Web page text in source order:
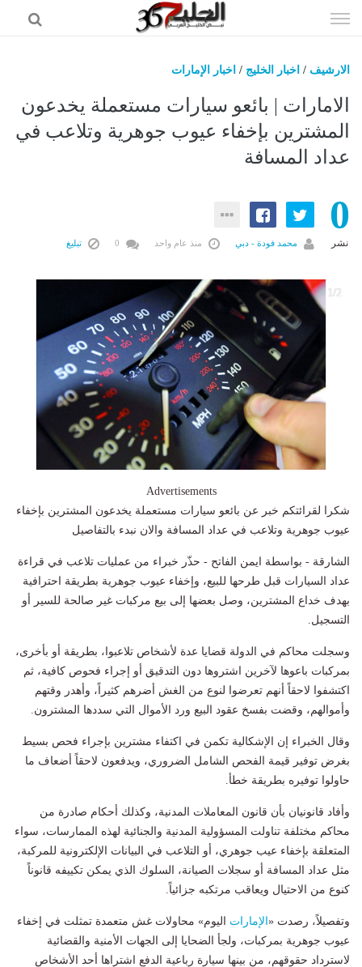
الى
الارشيف / اخبار الخليج / اخبار الإمارات
الامارات | بائعو سيارات مستعملة يخدعون
المشترين بإخفاء عيوب جوهرية وتلاعب في
عداد المسافة
0
نشر محمد فودة - دبي منذ عام واحد تبليغ
1/2
Advertisements
شكرا لقرائتكم خبر عن بائعو سيارات مستعملة يخدعون المشترين بإخفاء
عيوب جوهرية وتلاعب في عداد المسافة والان نبدء بالتفاصيل
الشارقة - بواسطة ايمن الفاتح - حذّر خبراء من عمليات تلاعب في قراءة
عداد السيارات قبل طرحها للبيع، وإخفاء عيوب جوهرية بطريقة احترافية
بهدف خداع المشترين، وصل بعضها إلى بيع مركبات غير صالحة للسير أو
التسجيل.
وسجلت محاكم في الدولة قضايا عدة لأشخاص تلاعبوا، بطريقة أو بأخرى،
بمركبات باعوها لآخرين اشتروها دون التدقيق أو إجراء فحوص كافية، ثم
اكتشفوا لاحقاً أنهم تعرضوا لنوع من الغش أضرهم كثيراً، وأهدر وقتهم
وأموالهم، وقضت بفسخ عقود البيع ورد الأموال التي سددها المشترون.
وقال الخبراء إن الإشكالية تكمن في اكتفاء مشترين بإجراء فحص بسيط
بغرض توفير قيمة الفحص الشامل الضروري، ويدفعون لاحقاً أضعاف ما
حاولوا توفيره بطريقة خطأ.
وأفاد قانونيان بأن قانون المعاملات المدنية، وكذلك أحكام صادرة من
محاكم مختلفة تناولت المسؤولية المدنية والجنائية لهذه الممارسات، سواء
المتعلقة بإخفاء عيب جوهري، أو التلاعب في البيانات الإلكترونية للمركبة،
مثل عداد المسافة أو سجلات الصيانة، السلوك الذي يمكن تكييفه قانوناً
كنوع من الاحتيال ويعاقب مرتكبه جزائياً.
وتفصيلاً، رصدت « الإمارات اليوم» محاولات غش متعمدة تمثلت في إخفاء
عيوب جوهرية بمركبات، ولجأ الضحايا إلى الجهات الأمنية والقضائية
لاسترداد حقوقهم، من بينها سيارة رباعية الدفع اشتراها أحد الأشخاص
اخبار الخليج
اخبار العالم
فن ومشاهير